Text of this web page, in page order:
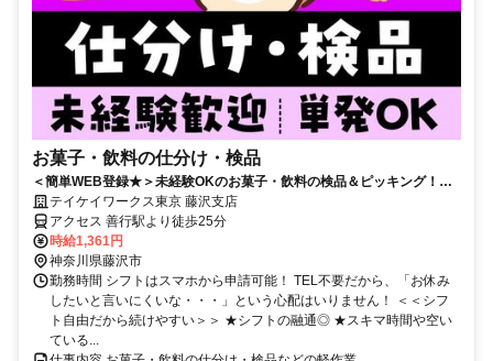
お菓子・飲料の仕分け・検品
＜簡単WEB登録★＞未経験OKのお菓子・飲料の検品＆ピッキング！日
勤のみ★カンタン軽作業♪日払い対応でサクッと即収入◎
テイケイワークス東京 藤沢支店
アクセス 善行駅より徒歩25分
時給1,361円
神奈川県藤沢市
勤務時間 シフトはスマホから申請可能！ TEL不要だから、「お休み
したいと言いにくいな・・・」という心配はいりません！ ＜＜シフ
ト自由だから続けやすい＞＞ ★シフトの融通◎ ★スキマ時間や空い
ている...